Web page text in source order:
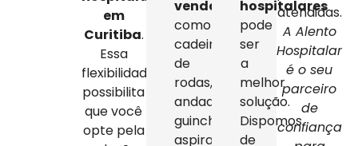
em
Curitiba.
Essa
flexibilidade
possibilita
que você
opte pela
venda
como
cadeiras
de
rodas,
andadores,
guinchos,
aspiradores
hospitalares
pode
ser
a
melhor
solução.
Dispomos
de
atendidas.
A Alento
Hospitalar
é o seu
parceiro
de
confiança